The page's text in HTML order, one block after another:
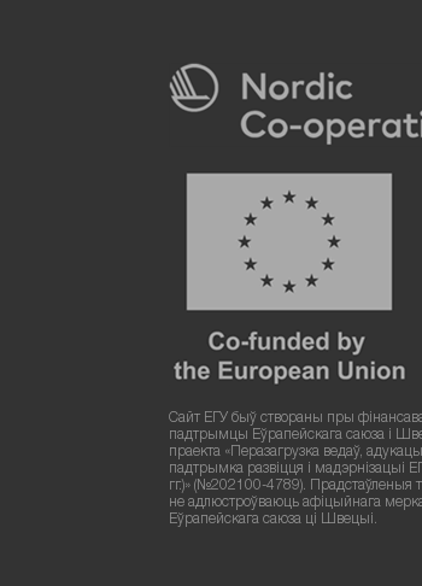
Сайт ЕГУ быў створаны пры
падтрымцы Еўрапейскага саюза і
праекта «Перазагрузка ведаў,
падтрымка развіцця і мадэрнізацыі
гг.)» (№202100-4789). Прадстаўленыя
не адлюстроўваюць афіцыйнага
Еўрапейскага саюза ці Швецыі.